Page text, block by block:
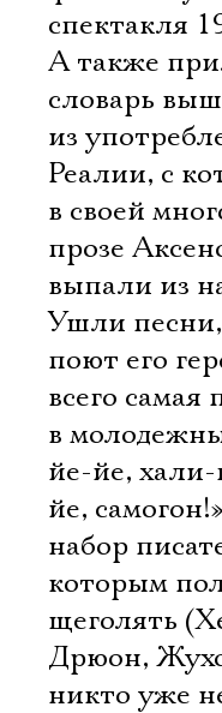
спектакля
А также
словарь
из
Реалии, с
в своей
прозе
выпали из
Ушли
поют его
всего самая
в
йе-йе,
йе,
набор
которым
щеголять
Дрюон,
никто уже